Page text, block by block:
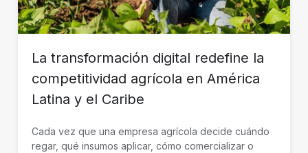
La transformación digital redefine la
competitividad agrícola en América
Latina y el Caribe
Cada vez que una empresa agrícola decide cuándo
regar, qué insumos aplicar, cómo comercializar o